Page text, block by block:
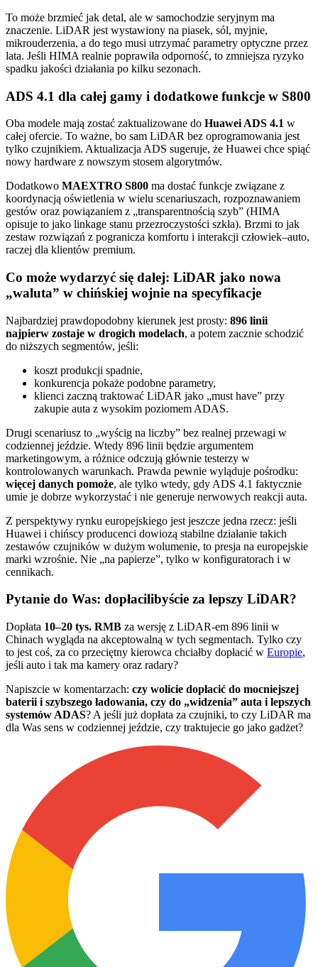
To może brzmieć jak detal, ale w samochodzie seryjnym ma
znaczenie. LiDAR jest wystawiony na piasek, sól, myjnie,
mikrouderzenia, a do tego musi utrzymać parametry optyczne przez
lata. Jeśli HIMA realnie poprawiła odporność, to zmniejsza ryzyko
spadku jakości działania po kilku sezonach.
ADS 4.1 dla całej gamy i dodatkowe funkcje w S800
Oba modele mają zostać zaktualizowane do Huawei ADS 4.1 w
całej ofercie. To ważne, bo sam LiDAR bez oprogramowania jest
tylko czujnikiem. Aktualizacja ADS sugeruje, że Huawei chce spiąć
nowy hardware z nowszym stosem algorytmów.
Dodatkowo MAEXTRO S800 ma dostać funkcje związane z
koordynacją oświetlenia w wielu scenariuszach, rozpoznawaniem
gestów oraz powiązaniem z „transparentnością szyb” (HIMA
opisuje to jako linkage stanu przezroczystości szkła). Brzmi to jak
zestaw rozwiązań z pogranicza komfortu i interakcji człowiek–auto,
raczej dla klientów premium.
Co może wydarzyć się dalej: LiDAR jako nowa
„waluta” w chińskiej wojnie na specyfikacje
Najbardziej prawdopodobny kierunek jest prosty: 896 linii
najpierw zostaje w drogich modelach, a potem zacznie schodzić
do niższych segmentów, jeśli:
koszt produkcji spadnie,
konkurencja pokaże podobne parametry,
klienci zaczną traktować LiDAR jako „must have” przy
zakupie auta z wysokim poziomem ADAS.
Drugi scenariusz to „wyścig na liczby” bez realnej przewagi w
codziennej jeździe. Wtedy 896 linii będzie argumentem
marketingowym, a różnice odczują głównie testerzy w
kontrolowanych warunkach. Prawda pewnie wyląduje pośrodku:
więcej danych pomoże, ale tylko wtedy, gdy ADS 4.1 faktycznie
umie je dobrze wykorzystać i nie generuje nerwowych reakcji auta.
Z perspektywy rynku europejskiego jest jeszcze jedna rzecz: jeśli
Huawei i chińscy producenci dowiozą stabilne działanie takich
zestawów czujników w dużym wolumenie, to presja na europejskie
marki wzrośnie. Nie „na papierze”, tylko w konfiguratorach i w
cennikach.
Pytanie do Was: dopłacilibyście za lepszy LiDAR?
Dopłata 10–20 tys. RMB za wersję z LiDAR-em 896 linii w
Chinach wygląda na akceptowalną w tych segmentach. Tylko czy
to jest coś, za co przeciętny kierowca chciałby dopłacić w Europie,
jeśli auto i tak ma kamery oraz radary?
Napiszcie w komentarzach: czy wolicie dopłacić do mocniejszej
baterii i szybszego ładowania, czy do „widzenia” auta i lepszych
systemów ADAS? A jeśli już dopłata za czujniki, to czy LiDAR ma
dla Was sens w codziennej jeździe, czy traktujecie go jako gadżet?